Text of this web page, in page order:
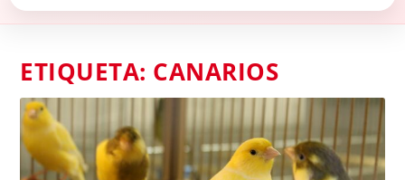
ETIQUETA: CANARIOS